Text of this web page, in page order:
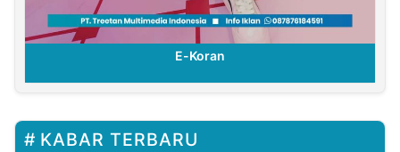
E-Koran
KABAR TERBARU